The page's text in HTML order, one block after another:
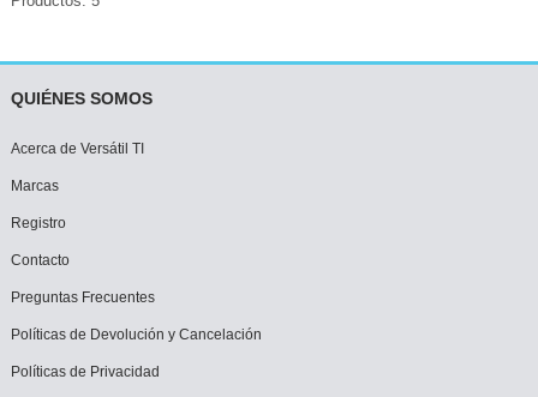
QUIÉNES SOMOS
Acerca de Versátil TI
Marcas
Registro
Contacto
Preguntas Frecuentes
Políticas de Devolución y Cancelación
Políticas de Privacidad